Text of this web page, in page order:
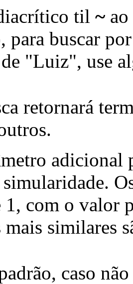
til ~
para buscar
de "Luiz", use
retornará
adicional
1, com o valor
mais similares
caso